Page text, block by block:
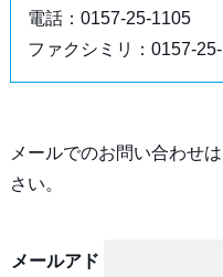
電話：0157-25-1105
ファクシミリ：0157-
メールでのお問い合わせ
さい。
メールアド